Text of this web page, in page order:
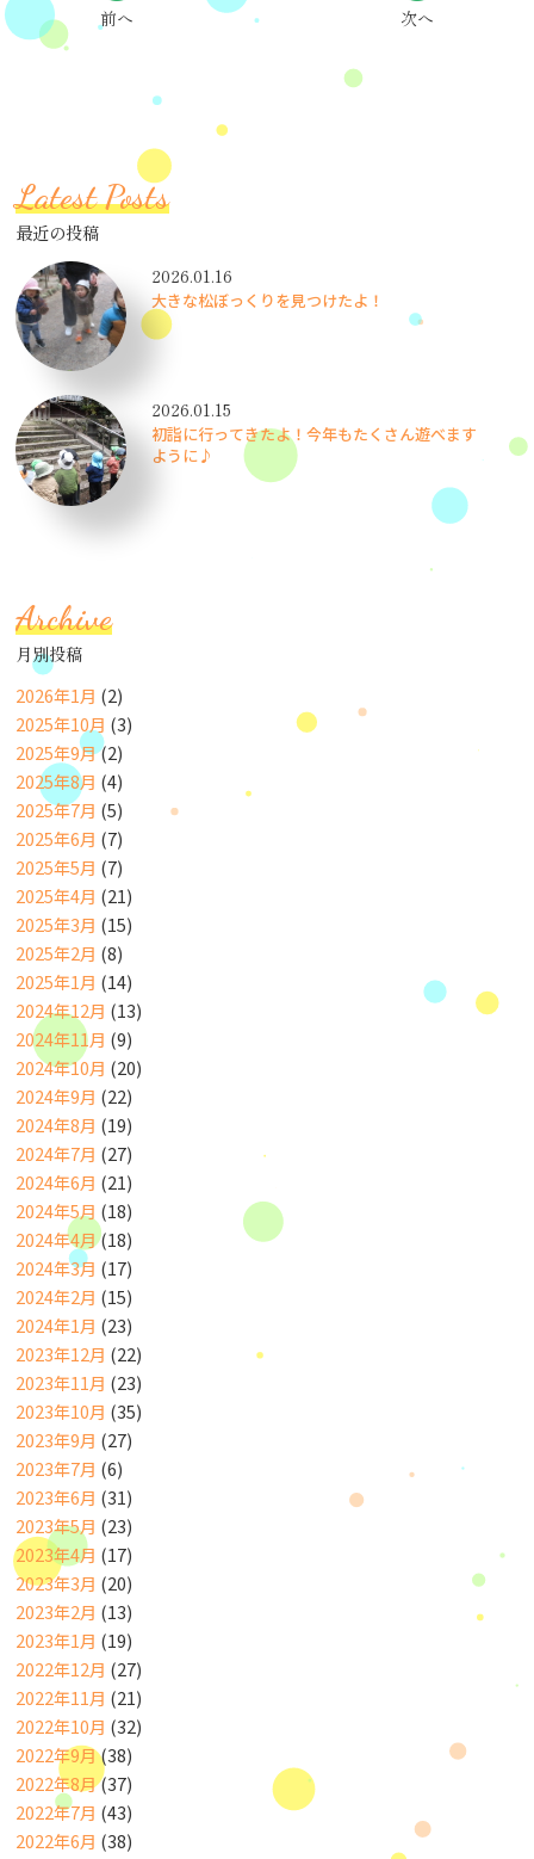
前へ 次へ
Latest Posts
最近の投稿
2026.01.16
大きな松ぼっくりを見つけたよ！
2026.01.15
初詣に行ってきたよ！今年もたくさん遊べます
ように♪
Archive
月別投稿
2026年1月 (2)
2025年10月 (3)
2025年9月(2)
2025年8月 (4)
2025年7月 (5)
2025年6月 (7)
2025年5月 (7)
2025年4月 (21)
2025年3月 (15)
2025年2月 (8)
2025年1月 (14)
2024年12月 (13)
2024年11月 (9)
2024年10月 (20)
2024年9月 (22)
2024年8月 (19)
2024年7月 (27)
2024年6月 (21)
2024年5月 (18)
2024年4月(18)
2024年3月 (17)
2024年2月 (15)
2024年1月 (23)
2023年12月 (22)
2023年11月 (23)
2023年10月 (35)
2023年9月 (27)
2023年7月 (6)
2023年6月 (31)
2023年5月 (23)
2023年4月 (17)
2023年3月 (20)
2023年2月 (13)
2023年1月 (19)
2022年12月 (27)
2022年11月 (21)
2022年10月 (32)
2022年9月(38)
2022年8月(37)
2022年7月 (43)
2022年6月 (38)